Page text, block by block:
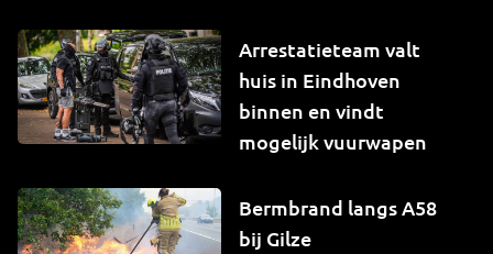
Arrestatieteam valt
huis in Eindhoven
binnen en vindt
mogelijk vuurwapen
Bermbrand langs A58
bij Gilze